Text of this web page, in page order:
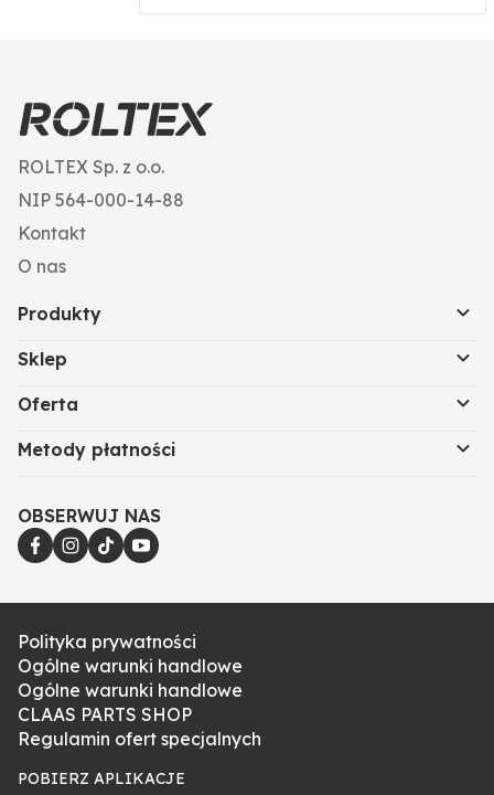
ROLTEX Sp. z o.o.
NIP 564-000-14-88
Kontakt
O nas
Produkty
Sklep
Oferta
Metody płatności
OBSERWUJ NAS
Polityka prywatności
Ogólne warunki handlowe
Ogólne warunki handlowe
CLAAS PARTS SHOP
Regulamin ofert specjalnych
POBIERZ APLIKACJE